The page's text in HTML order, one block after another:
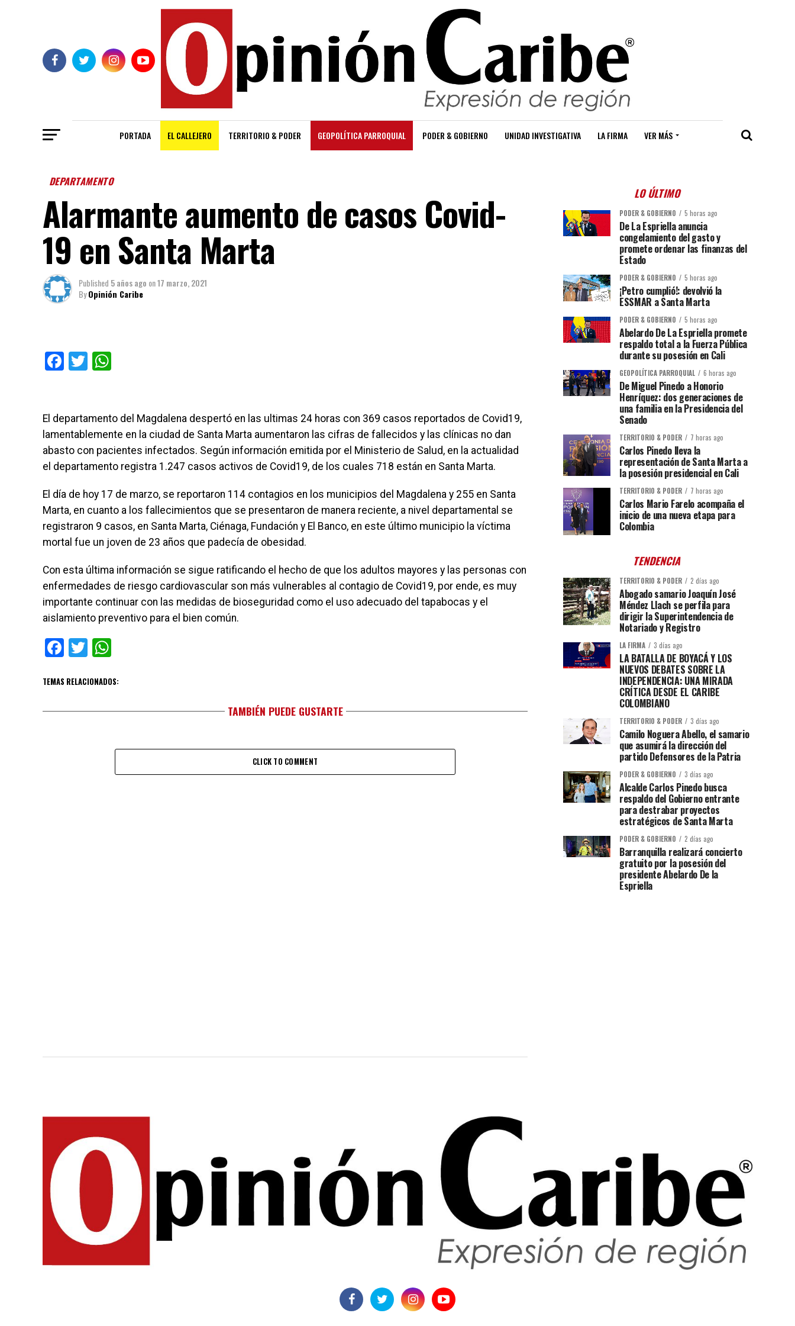
PORTADA EL CALLEJERO TERRITORIO & PODER GEOPOLÍTICA PARROQUIAL PODER & GOBIERNO UNIDAD INVESTIGATIVA LA FIRMA VER MÁS
DEPARTAMENTO
Alarmante aumento de casos Covid-
19 en Santa Marta
Published 5 años ago on17 marzo, 2021
ByOpinión Caribe
Facebook
Twitter
El departamento del Magdalena despertó en las ultimas 24 horas con 369 casos reportados de Covid19,
lamentablemente en la ciudad de Santa Marta aumentaron las cifras de fallecidos y las clínicas no dan
abasto con pacientes infectados. Según información emitida por el Ministerio de Salud, en la actualidad
el departamento registra 1.247 casos activos de Covid19, de los cuales 718 están en Santa Marta.
El día de hoy 17 de marzo, se reportaron 114 contagios en los municipios del Magdalena y 255 en Santa
Marta, en cuanto a los fallecimientos que se presentaron de manera reciente, a nivel departamental se
registraron 9 casos, en Santa Marta, Ciénaga, Fundación y El Banco, en este último municipio la víctima
mortal fue un joven de 23 años que padecía de obesidad.
Con esta última información se sigue ratificando el hecho de que los adultos mayores y las personas con
enfermedades de riesgo cardiovascular son más vulnerables al contagio de Covid19, por ende, es muy
importante continuar con las medidas de bioseguridad como el uso adecuado del tapabocas y el
aislamiento preventivo para el bien común.
Facebook
Twitter
TEMAS RELACIONADOS:
TAMBIÉN PUEDE GUSTARTE
CLICK TO COMMENT
LO ÚLTIMO
PODER & GOBIERNO 5 horas ago
De La Espriella anuncia
congelamiento del gasto y
promete ordenar las finanzas del
Estado
PODER & GOBIERNO 5 horas ago
¡Petro cumplió!: devolvió la
ESSMAR a Santa Marta
PODER & GOBIERNO 5 horas ago
Abelardo De La Espriella promete
respaldo total a la Fuerza Pública
durante su posesión en Cali
GEOPOLÍTICA PARROQUIAL 6 horas ago
De Miguel Pinedo a Honorio
Henríquez: dos generaciones de
una familia en la Presidencia del
Senado
TERRITORIO & PODER 7 horas ago
Carlos Pinedo lleva la
representación de Santa Marta a
la posesión presidencial en Cali
TERRITORIO & PODER 7 horas ago
Carlos Mario Farelo acompaña el
inicio de una nueva etapa para
Colombia
TENDENCIA
TERRITORIO & PODER 2 días ago
Abogado samario Joaquín José
Méndez Llach se perfila para
dirigir la Superintendencia de
Notariado y Registro
LA FIRMA 3 días ago
LA BATALLA DE BOYACÁ Y LOS
NUEVOS DEBATES SOBRE LA
INDEPENDENCIA: UNA MIRADA
CRÍTICA DESDE EL CARIBE
COLOMBIANO
TERRITORIO & PODER 3 días ago
Camilo Noguera Abello, el samario
que asumirá la dirección del
partido Defensores de la Patria
PODER & GOBIERNO 3 días ago
Alcalde Carlos Pinedo busca
respaldo del Gobierno entrante
para destrabar proyectos
estratégicos de Santa Marta
PODER & GOBIERNO 2 días ago
Barranquilla realizará concierto
gratuito por la posesión del
presidente Abelardo De la
Espriella